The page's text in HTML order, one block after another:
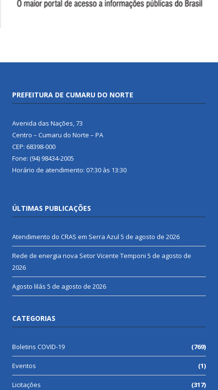
PREFEITURA DE CUMARU DO NORTE
Avenida das Nações, 73
Centro – Cumaru do Norte – PA
CEP: 68398-000
Fone: (94) 98434-2005
Horário de atendimento: 07:30 às 13:30
ÚLTIMAS PUBLICAÇÕES
Atendimento do CRAS em Serra Azul 5 de agosto de 2026
Rede de energia nova Setor Vicente Temponi 5 de agosto de
2026
Agosto lilás 5 de agosto de 2026
CATEGORIAS
Boletins COVID-19 (769)
Eventos (1)
Licitações (317)